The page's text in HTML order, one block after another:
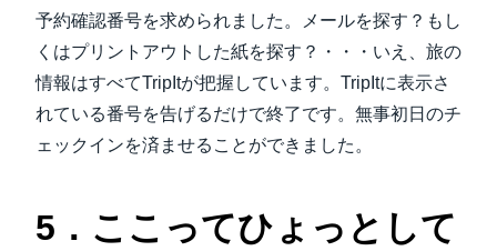
予約確認番号を求められました。メールを探す？もし
くはプリントアウトした紙を探す？・・・いえ、旅の
情報はすべてTripItが把握しています。TripItに表示さ
れている番号を告げるだけで終了です。無事初日のチ
ェックインを済ませることができました。
5．ここってひょっとして